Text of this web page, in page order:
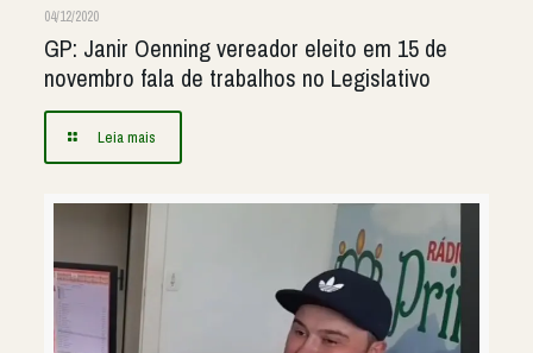
04/12/2020
GP: Janir Oenning vereador eleito em 15 de
novembro fala de trabalhos no Legislativo
Leia mais